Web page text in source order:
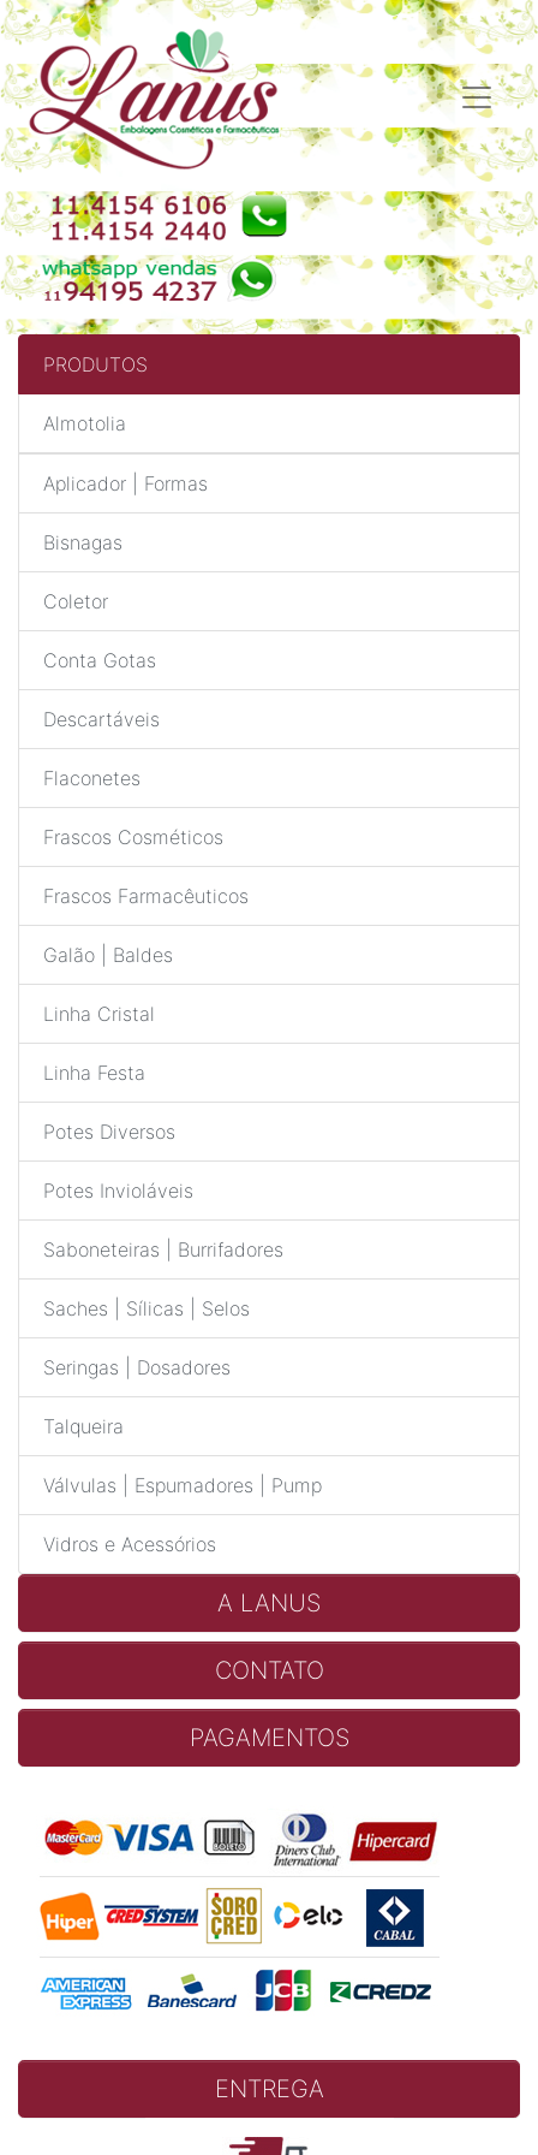
PRODUTOS
Almotolia
Aplicador | Formas
Bisnagas
Coletor
Conta Gotas
Descartáveis
Flaconetes
Frascos Cosméticos
Frascos Farmacêuticos
Galão | Baldes
Linha Cristal
Linha Festa
Potes Diversos
Potes Invioláveis
Saboneteiras | Burrifadores
Saches | Sílicas | Selos
Seringas | Dosadores
Talqueira
Válvulas | Espumadores | Pump
Vidros e Acessórios
A LANUS
CONTATO
PAGAMENTOS
ENTREGA